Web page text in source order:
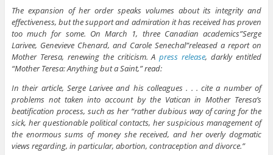
The expansion of her order speaks volumes about its integrity and
effectiveness, but the support and admiration it has received has proven
too much for some. On March 1, three Canadian academics”Serge
Larivee, Genevieve Chenard, and Carole Senechal”released a report on
Mother Teresa, renewing the criticism. Apress release, darkly entitled
“Mother Teresa: Anything but a Saint,” read:
In their article, Serge Larivee and his colleagues . . . cite a number of
problems not taken into account by the Vatican in Mother Teresa’s
beatification process, such as her “rather dubious way of caring for the
sick, her questionable political contacts, her suspicious management of
the enormous sums of money she received, and her overly dogmatic
views regarding, in particular, abortion, contraception and divorce.”